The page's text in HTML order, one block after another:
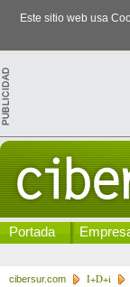
Este sitio web usa
Portada
cibersur.com I+D+i